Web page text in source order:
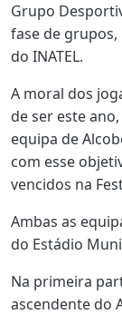
Grupo
fase de
do INATEL.
A moral dos
de ser este
equipa de
com esse
vencidos na
Ambas as
do Estádio
Na primeira
ascendente do